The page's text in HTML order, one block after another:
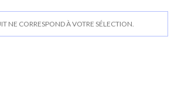
NE CORRESPOND À VOTRE SÉLECTION.